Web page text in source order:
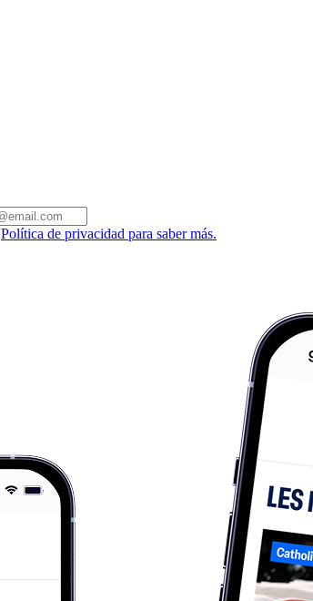
Política de privacidad para saber más.